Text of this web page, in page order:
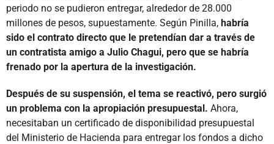
periodo no se pudieron entregar, alrededor de 28.000
millones de pesos, supuestamente. Según Pinilla, habría
sido el contrato directo que le pretendían dar a través de
un contratista amigo a Julio Chagui, pero que se habría
frenado por la apertura de la investigación.
Después de su suspensión, el tema se reactivó, pero surgió
un problema con la apropiación presupuestal. Ahora,
necesitaban un certificado de disponibilidad presupuestal
del Ministerio de Hacienda para entregar los fondos a dicho